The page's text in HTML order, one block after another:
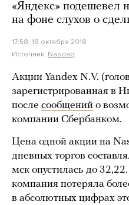
«Яндекс» подешевел
на фоне слухов о
17:58, 18 октября 2018
Источник: Nasdaq
Акции Yandex N.V.
зарегистрированная в
после сообщений о
компании Сбербанком.
Цена одной акции на
дневных торгов
мск опустилась до
компания потеряла
в абсолютных цифрах